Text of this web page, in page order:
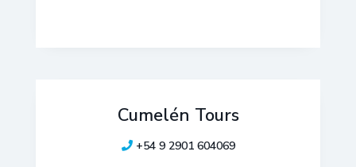
Cumelén Tours
+54 9 2901 604069